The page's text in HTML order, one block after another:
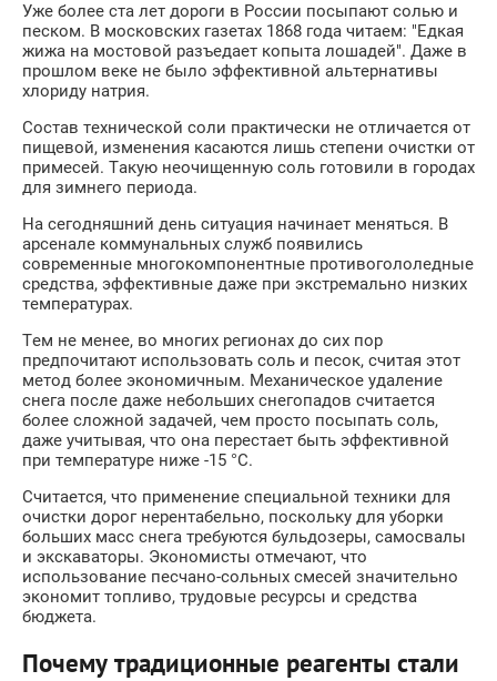
Уже более ста лет дороги в России посыпают солью и
песком. В московских газетах 1868 года читаем: "Едкая
жижа на мостовой разъедает копыта лошадей". Даже в
прошлом веке не было эффективной альтернативы
хлориду натрия.
Состав технической соли практически не отличается от
пищевой, изменения касаются лишь степени очистки от
примесей. Такую неочищенную соль готовили в городах
для зимнего периода.
На сегодняшний день ситуация начинает меняться. В
арсенале коммунальных служб появились
современные многокомпонентные противогололедные
средства, эффективные даже при экстремально низких
температурах.
Тем не менее, во многих регионах до сих пор
предпочитают использовать соль и песок, считая этот
метод более экономичным. Механическое удаление
снега после даже небольших снегопадов считается
более сложной задачей, чем просто посыпать соль,
даже учитывая, что она перестает быть эффективной
при температуре ниже -15 °C.
Считается, что применение специальной техники для
очистки дорог нерентабельно, поскольку для уборки
больших масс снега требуются бульдозеры, самосвалы
и экскаваторы. Экономисты отмечают, что
использование песчано-сольных смесей значительно
экономит топливо, трудовые ресурсы и средства
бюджета.
Почему традиционные реагенты стали